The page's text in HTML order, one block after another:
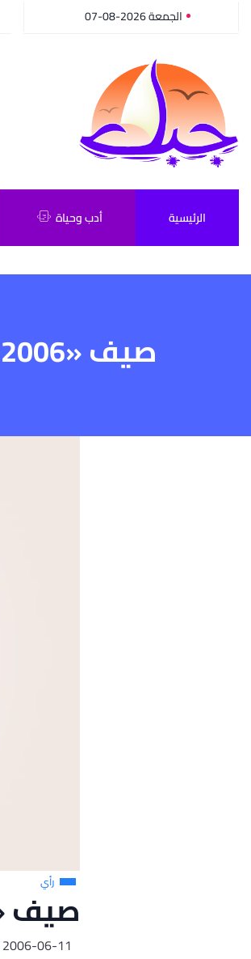
الجمعة 2026-08-07
الرئيسية أدب وحياة
صيف «2006»
رأي
صيف
2006-06-11